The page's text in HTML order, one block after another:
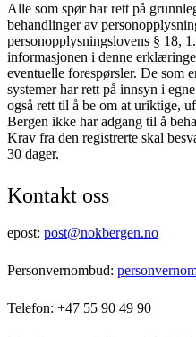
Alle som spør har rett på
behandlinger av
personopplysningslovens § 18,
informasjonen i denne
eventuelle forespørsler. De som
systemer har rett på innsyn i
også rett til å be om at uriktige,
Bergen ikke har adgang til å
Krav fra den registrerte skal
30 dager.
Kontakt oss
epost: post@nokbergen.no
Personvernombud:
Telefon: +47 55 90 49 90